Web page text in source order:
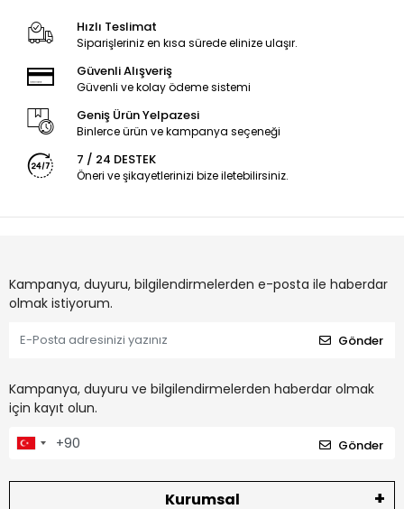
Hızlı Teslimat
Siparişleriniz en kısa sürede elinize ulaşır.
Güvenli Alışveriş
Güvenli ve kolay ödeme sistemi
Geniş Ürün Yelpazesi
Binlerce ürün ve kampanya seçeneği
7 / 24 DESTEK
Öneri ve şikayetlerinizi bize iletebilirsiniz.
Kampanya, duyuru, bilgilendirmelerden e-posta ile haberdar
olmak istiyorum.
Gönder
Kampanya, duyuru ve bilgilendirmelerden haberdar olmak
için kayıt olun.
Gönder
Kurumsal